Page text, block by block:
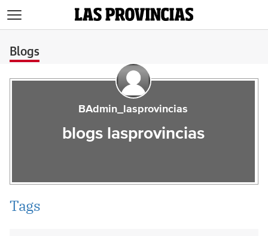
Blogs
BAdmin_lasprovincias
blogs lasprovincias
Tags